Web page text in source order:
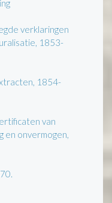
verklaringen
1853-
1854-
van
en onvermogen,